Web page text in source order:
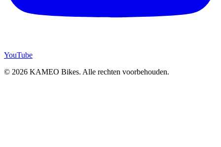
YouTube
© 2026 KAMEO Bikes. Alle rechten voorbehouden.